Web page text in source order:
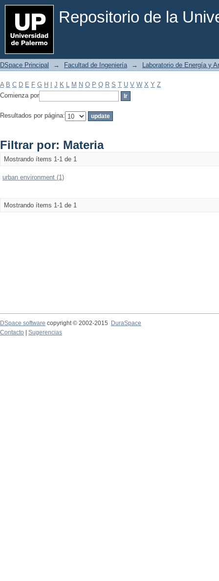
Repositorio de la
Filtrar por: Materia
DSpace Principal → Facultad de Ingeniería → Laboratorio de Energía y
A B C D E F G H J K L M N O P Q R S T U V W X Y Z
Comienza por
Resultados por página:
Filtrar por: Materia
Mostrando ítems 1-1 de 1
urban environment (1)
Mostrando ítems 1-1 de 1
DSpace software copyright © 2002-2015
DuraSpace
Contacto
Sugerencias